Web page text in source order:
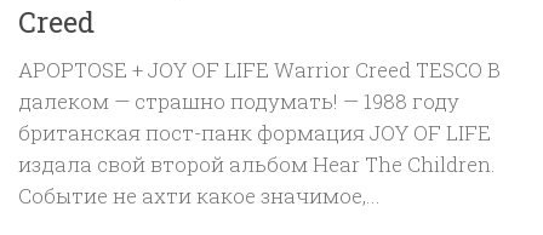
Creed
APOPTOSE + JOY OF LIFE Warrior Creed TESCO В
далеком — страшно подумать! — 1988 году
британская пост-панк формация JOY OF LIFE
издала свой второй альбом Hear The Children.
Событие не ахти какое значимое,...